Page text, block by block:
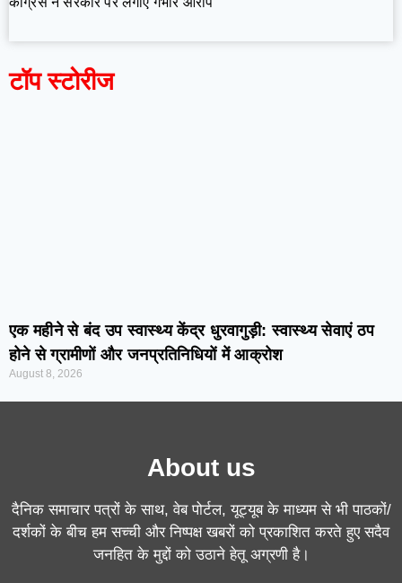
टॉप स्टोरीज
एक महीने से बंद उप स्वास्थ्य केंद्र धुरवागुड़ी: स्वास्थ्य सेवाएं ठप
होने से ग्रामीणों और जनप्रतिनिधियों में आक्रोश
August 8, 2026
About us
दैनिक समाचार पत्रों के साथ, वेब पोर्टल, यूट्यूब के माध्यम से भी पाठकों/
दर्शकों के बीच हम सच्ची और निष्पक्ष खबरों को प्रकाशित करते हुए सदैव
जनहित के मुद्दों को उठाने हेतू अग्रणी है।